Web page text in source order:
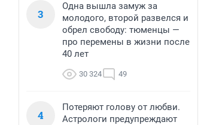
3
Одна вышла замуж за
молодого, второй развелся и
обрел свободу: тюменцы —
про перемены в жизни после
40 лет
30 324 49
4
Потеряют голову от любви.
Астрологи предупреждают